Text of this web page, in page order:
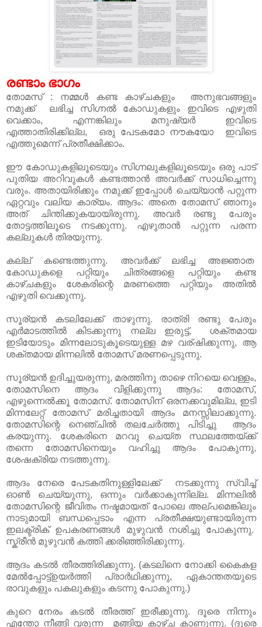
രണ്ടാം ഭാഗം
തോമസ്‌ : നമ്മൾ കണ്ട കാഴ്ചകളും അനുഭവങ്ങളും
നമുക്ക് ലഭിച്ച സിഗ്നൽ കോഡുകളും ഇവിടെ എഴുതി
വെക്കാം, എന്നങ്കിലും മനുഷ്യർ ഇവിടെ
എത്താതിരിക്കില്ല, ഒരു പേടകമോ നൗകയോ ഇവിടെ
എത്തുമെന്ന് പ്രതീക്ഷിക്കാം.
ഈ കോഡുകളിലൂടെയും സിഗ്നലുകളിലൂടെയും ഒരു പാട്
പുതിയ അറിവുകൾ കണ്ടത്താൻ അവർക്ക് സാധിച്ചെന്നു
വരും. അതായിരിക്കും നമുക്ക് ഇപ്പോൾ ചെയ്യാൻ പറ്റുന്ന
ഏറ്റവും വലിയ കാര്യം. ആദം: അതെ തോമസ്‌ ഞാനും
അത് ചിന്തിക്കുകയായിരുന്നു. അവർ രണ്ടു പേരും
തോട്ടത്തിലൂടെ നടക്കുന്നു. എഴുതാൻ പറ്റുന്ന പരന്ന
കല്ലുകൾ തിരയുന്നു.
കല്ല്‌ കണ്ടെത്തുന്നു. അവർക്ക് ലഭിച്ച അജ്ഞാത
കോഡുകളെ പറ്റിയും ചിത്രങ്ങളെ പറ്റിയും കണ്ട
കാഴ്ചകളും ശേകരിന്റെ മരണത്തെ പറ്റിയും അതിൽ
എഴുതി വെക്കുന്നു.
സൂര്യൻ കടലിലേക്ക് താഴുന്നു. രാത്രി രണ്ടു പേരും
എർമാടത്തിൽ കിടക്കുന്നു നല്ല ഇരുട്ട്, ശക്തമായ
ഇടിയോടും മിന്നലോടുകൂടെയുള്ള മഴ വര്ഷിക്കുന്നു, ആ
ശക്തമായ മിന്നലിൽ തോമസ്‌ മരണപ്പെടുന്നു.
സൂര്യൻ ഉദിച്ചുയരുന്നു, മരത്തിനു താഴെ നിറയെ വെള്ളം,
തോമസിനെ ആദം വിളിക്കുന്നു ആദം: തോമസ്‌,
എഴുന്നെൽക്കൂ തോമസ്‌. തോമസിന് ഒരനക്കവുമില്ല, ഇടി
മിന്നലേറ്റ് തോമസ്‌ മരിച്ചതായി ആദം മനസ്സിലാക്കുന്നു.
തോമസിന്റെ നെഞ്ചിൽ തലചേർത്തു പിടിച്ചു ആദം
കരയുന്നു. ശേകരിനെ മറവു ചെയ്ത സ്ഥലത്തേയ്ക്ക്
തന്നെ തോമസിനെയും വഹിച്ചു ആദം പോകുന്നു,
ശേഷക്രിയ നടത്തുന്നു.
ആദം നേരെ പേടകതിനുള്ളിലേക്ക് നടക്കുന്നു സ്വിച്ച്
ഓണ്‍ ചെയ്യുന്നു, ഒന്നും വർക്കാകുന്നില്ല. മിന്നലിൽ
തോമസിന്റെ ജീവിതം നഷ്ടമായത് പോലെ അല്പമെങ്കിലും
നാടുമായി ബന്ധപ്പെടാം എന്ന പ്രതീക്ഷയുണ്ടായിരുന്ന
ഇലക്ട്രിക്‌ ഉപകരണങ്ങൾ മുഴുവൻ നശിച്ചു പോകുന്നു.
സ്ക്രീൻ മുഴുവൻ കത്തി ക്കരിഞ്ഞിരിക്കുന്നു.
ആദം കടൽ തീരത്തിരിക്കുന്നു. (കടലിനെ നോക്കി കൈകള
മേൽപ്പോട്ട്ഉയർത്തി പ്രാർഥിക്കുന്നു, ഏകാന്തതയുടെ
രാവുകളും പകലുകളും കടന്നു പോകുന്നു.)
കുറെ നേരം കടൽ തീരത്ത് ഇരീക്കുന്നു. ദൂരെ നിന്നും
എന്തോ നീങ്ങി വരുന്ന മങ്ങിയ കാഴ്ച കാണുന്നു. (ദൂരെ